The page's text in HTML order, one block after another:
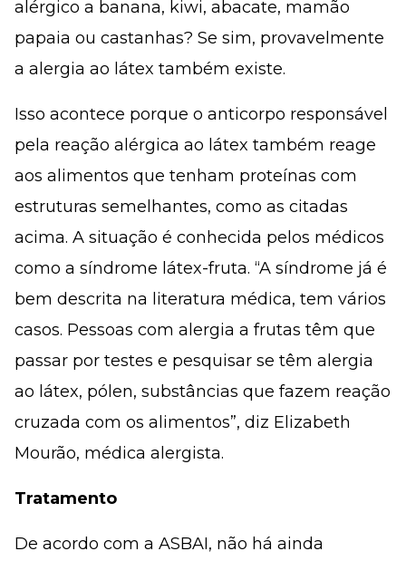
alérgico a banana, kiwi, abacate, mamão
papaia ou castanhas? Se sim, provavelmente
a alergia ao látex também existe.
Isso acontece porque o anticorpo responsável
pela reação alérgica ao látex também reage
aos alimentos que tenham proteínas com
estruturas semelhantes, como as citadas
acima. A situação é conhecida pelos médicos
como a síndrome látex-fruta. “A síndrome já é
bem descrita na literatura médica, tem vários
casos. Pessoas com alergia a frutas têm que
passar por testes e pesquisar se têm alergia
ao látex, pólen, substâncias que fazem reação
cruzada com os alimentos”, diz Elizabeth
Mourão, médica alergista.
Tratamento
De acordo com a ASBAI, não há ainda